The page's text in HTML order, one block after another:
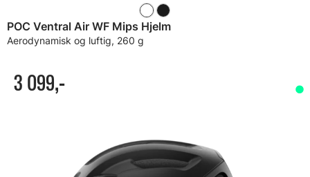
POC Ventral Air WF Mips Hjelm
Aerodynamisk og luftig, 260 g
3 099,-